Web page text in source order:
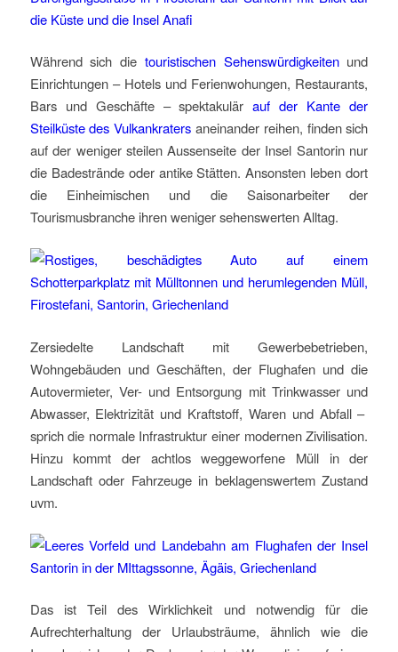
Während sich die touristischen Sehenswürdigkeitenund
Einrichtungen – Hotels und Ferienwohungen, Restaurants,
Bars und Geschäfte – spektakulärauf der Kante der
Steilküste des Vulkankraters aneinander reihen, finden sich
auf der weniger steilen Aussenseite der Insel Santorin nur
die Badestrände oder antike Stätten. Ansonsten leben dort
die Einheimischen und die Saisonarbeiter der
Tourismusbranche ihren weniger sehenswerten Alltag.
Zersiedelte Landschaft mit Gewerbebetrieben,
Wohngebäuden und Geschäften, der Flughafen und die
Autovermieter, Ver- und Entsorgung mit Trinkwasser und
Abwasser, Elektrizität und Kraftstoff, Waren und Abfall –
sprich die normale Infrastruktur einer modernen Zivilisation.
Hinzu kommt der achtlos weggeworfene Müll in der
Landschaft oder Fahrzeuge in beklagenswertem Zustand
uvm.
Das ist Teil des Wirklichkeit und notwendig für die
Aufrechterhaltung der Urlaubsträume, ähnlich wie die